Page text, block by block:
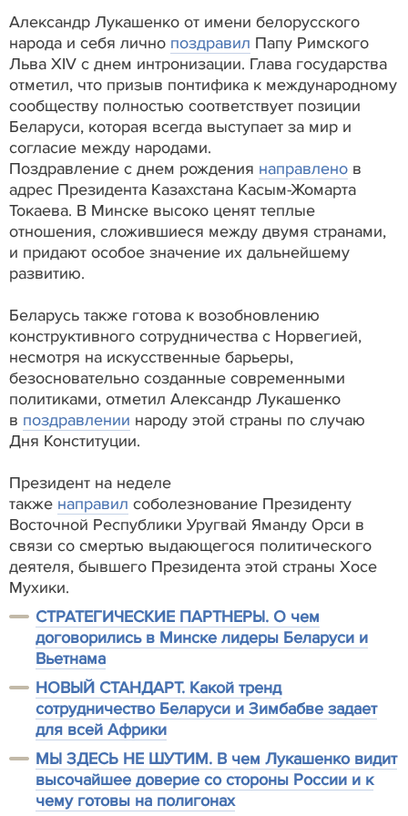
Александр Лукашенко от имени белорусского
народа и себя лично поздравил Папу Римского
Льва XIV с днем интронизации. Глава государства
отметил, что призыв понтифика к международному
сообществу полностью соответствует позиции
Беларуси, которая всегда выступает за мир и
согласие между народами.
Поздравление с днем рождения направлено в
адрес Президента Казахстана Касым-Жомарта
Токаева. В Минске высоко ценят теплые
отношения, сложившиеся между двумя странами,
и придают особое значение их дальнейшему
развитию.
Беларусь также готова к возобновлению
конструктивного сотрудничества с Норвегией,
несмотря на искусственные барьеры,
безосновательно созданные современными
политиками, отметил Александр Лукашенко
в поздравлении народу этой страны по случаю
Дня Конституции.
Президент на неделе
также направил соболезнование Президенту
Восточной Республики Уругвай Яманду Орси в
связи со смертью выдающегося политического
деятеля, бывшего Президента этой страны Хосе
Мухики.
СТРАТЕГИЧЕСКИЕ ПАРТНЕРЫ. О чем
договорились в Минске лидеры Беларуси и
Вьетнама
НОВЫЙ СТАНДАРТ. Какой тренд
сотрудничество Беларуси и Зимбабве задает
для всей Африки
МЫ ЗДЕСЬ НЕ ШУТИМ. В чем Лукашенко видит
высочайшее доверие со стороны России и к
чему готовы на полигонах